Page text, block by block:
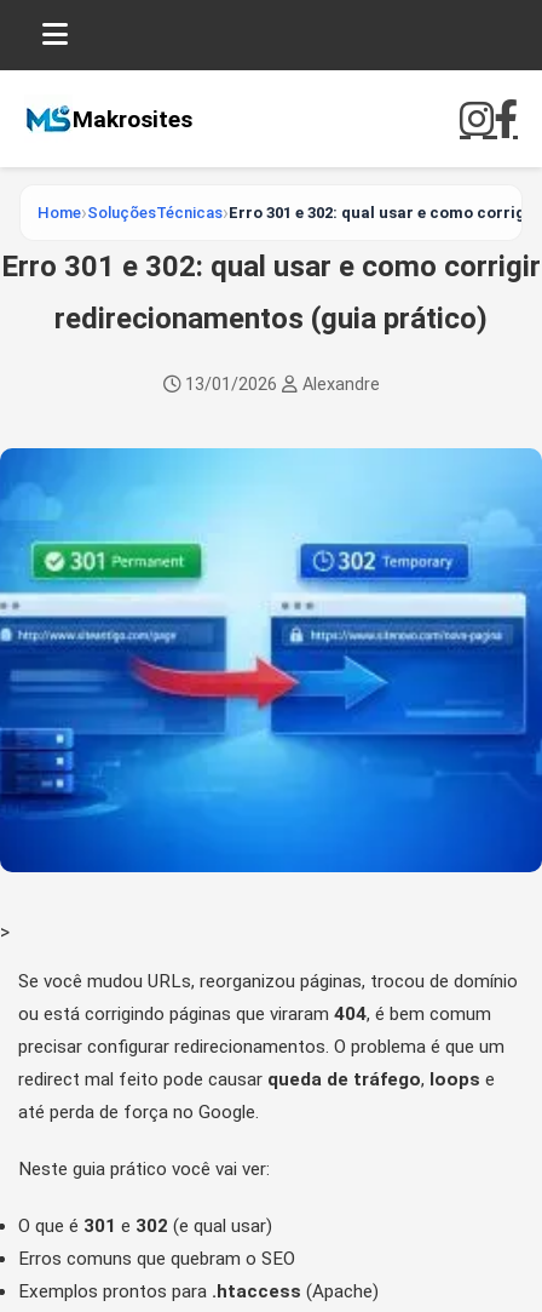
Makrosites
Home SoluçõesTécnicas Erro 301 e 302: qual usar e como
Erro 301 e 302: qual usar e como corrigir
redirecionamentos (guia prático)
13/01/2026 Alexandre
>
Se você mudou URLs, reorganizou páginas, trocou de domínio
ou está corrigindo páginas que viraram 404, é bem comum
precisar configurar redirecionamentos. O problema é que um
redirect mal feito pode causar queda de tráfego, loops e
até perda de força no Google.
Neste guia prático você vai ver:
O que é 301 e 302 (e qual usar)
Erros comuns que quebram o SEO
Exemplos prontos para .htaccess (Apache)